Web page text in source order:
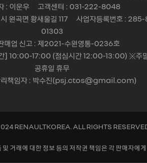
: 이운우 고객센터 : 031-222-8048
시 원곡면 황새울길 117 사업자등록번호 :
01303
매업 신고 : 제2021-수원영통-0236호
] 10:00-17:00 (점심시간 12:00-13:00) ※주
공휴일 휴무
리책임자 : 박수진(psj.ctos@gmail.com)
RENAULTKOREA. ALL RIGHTS
거래에 대한 정보 등의 저작권 책임은 각 판매자에